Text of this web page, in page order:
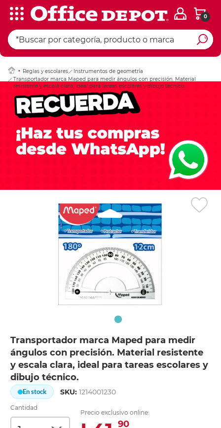
0
Reglas y escolares
Instrumentos de geometría
Transportador marca Maped para medir ángulos con precisión. Material
resistente y escala clara, ideal para tareas escolares y dibujo técnico.
Transportador marca Maped para medir
ángulos con precisión. Material resistente
y escala clara, ideal para tareas escolares y
dibujo técnico.
En stock SKU:1214001230
Cantidad
Precio exclusivo online:
90
Ingresar Codigo